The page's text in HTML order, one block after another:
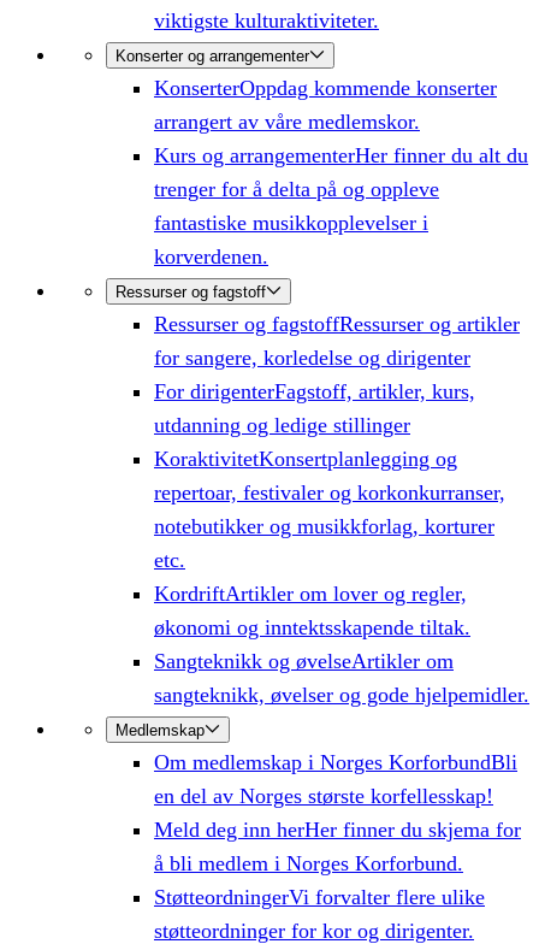
viktigste kulturaktiviteter.
Konserter og arrangementer
KonserterOppdag kommende konserter
arrangert av våre medlemskor.
Kurs og arrangementerHer finner du alt du
trenger for å delta på og oppleve
fantastiske musikkopplevelser i
korverdenen.
Ressurser og fagstoff
Ressurser og fagstoffRessurser og artikler
for sangere, korledelse og dirigenter
For dirigenterFagstoff, artikler, kurs,
utdanning og ledige stillinger
KoraktivitetKonsertplanlegging og
repertoar, festivaler og korkonkurranser,
notebutikker og musikkforlag, korturer
etc.
KordriftArtikler om lover og regler,
økonomi og inntektsskapende tiltak.
Sangteknikk og øvelseArtikler om
sangteknikk, øvelser og gode hjelpemidler.
Medlemskap
Om medlemskap i Norges KorforbundBli
en del av Norges største korfellesskap!
Meld deg inn herHer finner du skjema for
å bli medlem i Norges Korforbund.
StøtteordningerVi forvalter flere ulike
støtteordninger for kor og dirigenter.